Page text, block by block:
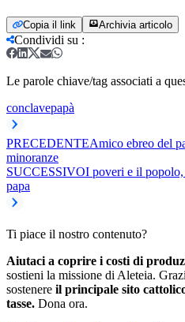
Copia il link Archivia articolo
Condividi su :
Le parole chiave/tag associati a
conclavepapà
PRECEDENTEAmico ebreo del
minoranze
SUCCESSIVOI poveri e il
papa
Ti piace il nostro contenuto?
Aiutaci a coprire i costi di
sostieni la missione di Aleteia.
sostenere il principale sito
tasse. Dona ora.